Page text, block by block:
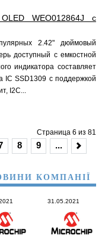
WEO012864J с
2.42" дюймовый
доступный с емкостной
индикатора составляет
IC SSD1309 c поддержкой
I2C...
Страница 6 из 81
8 9 ...
КОМПАНІЇ
31.05.2021